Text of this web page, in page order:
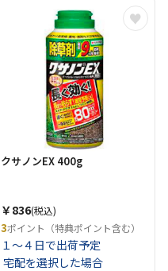
クサノンEX 400g
￥836(税込)
3ポイント（特典ポイント含む）
１～４日で出荷予定
宅配を選択した場合